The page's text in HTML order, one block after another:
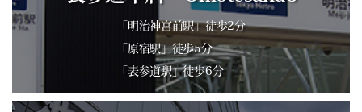
「明治神宮前駅」徒歩2分
「原宿駅」徒歩5分
「表参道駅」徒歩6分